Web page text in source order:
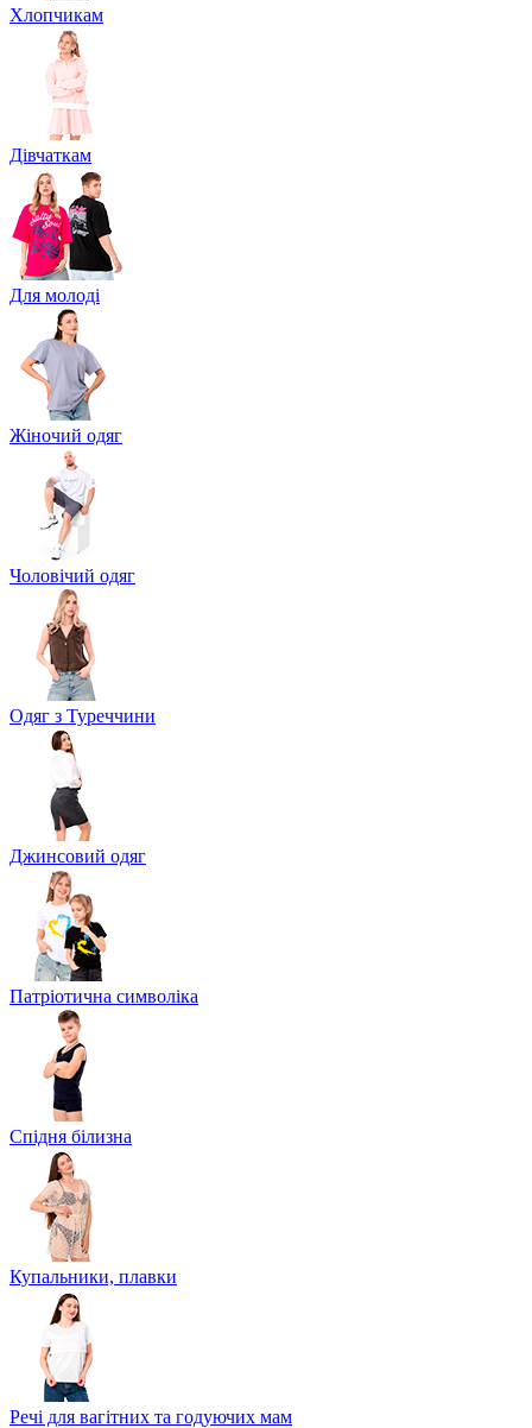
Хлопчикам
Дівчаткам
Для молоді
Жіночий одяг
Чоловічий одяг
Одяг з Туреччини
Джинсовий одяг
Патріотична символіка
Спідня білизна
Купальники, плавки
Речі для вагітних та годуючих мам